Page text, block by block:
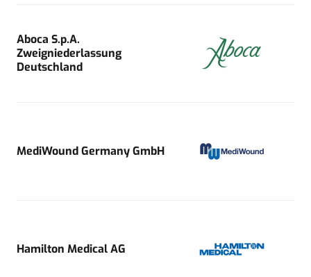
Aboca S.p.A.
Zweigniederlassung
Deutschland
MediWound Germany GmbH
Hamilton Medical AG